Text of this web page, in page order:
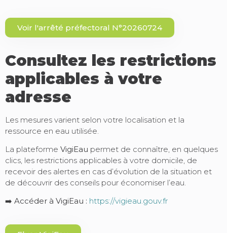
Voir l'arrêté préfectoral N°20260724
Consultez les restrictions
applicables à votre
adresse
Les mesures varient selon votre localisation et la
ressource en eau utilisée.
La plateforme VigiEau permet de connaître, en quelques
clics, les restrictions applicables à votre domicile, de
recevoir des alertes en cas d’évolution de la situation et
de découvrir des conseils pour économiser l’eau.
➡️ Accéder à VigiEau : https://vigieau.gouv.fr